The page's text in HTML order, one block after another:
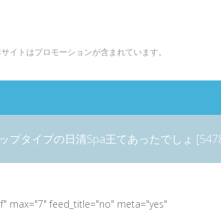
イトはプロモーションが含まれています。
プタイプの日清Spa王てあったでしょ
max="7" feed_title="no" meta="yes"